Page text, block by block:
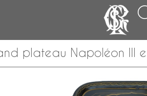
plateau Napoléon III